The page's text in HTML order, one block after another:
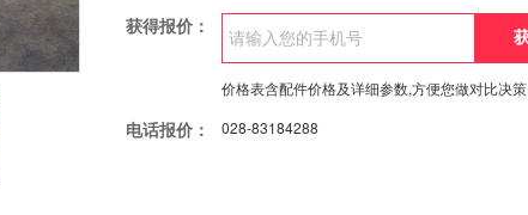
获得报价：
价格表含配件价格及详细参数,方便您做对比决策
电话报价： 028-83184288